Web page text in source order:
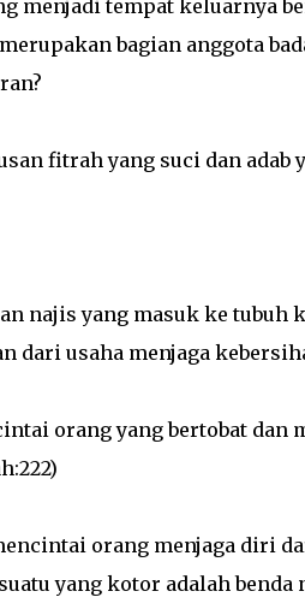
menjadi tempat keluarnya
bagian anggota
fitrah yang suci dan adab
najis yang masuk ke tubuh
dari usaha menjaga
orang yang bertobat dan
orang menjaga diri
yang kotor adalah